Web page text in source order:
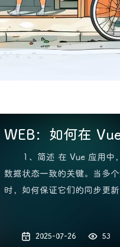
WEB：如何在
术指南
1、简述 在 Vue 应用中
数据状态一致的关键。当多
时，如何保证它们的同步更
和自定义事件来实现
2025-07-26 53